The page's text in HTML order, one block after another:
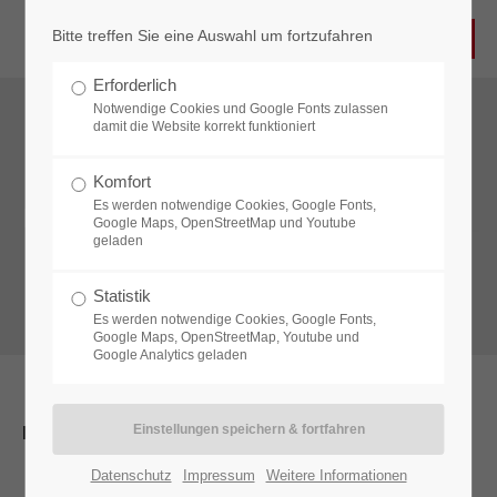
Benutzername
Passwort
Anmelden
Register|Lost your password?
Support
Einfach und schnell herunterladen.
PDF-Download
Bitte treffen Sie eine Auswahl um fortzufahren
Erforderlich
Notwendige Cookies und Google Fonts zulassen
damit die Website korrekt funktioniert
Komfort
Es werden notwendige Cookies, Google Fonts,
Google Maps, OpenStreetMap und Youtube
geladen
Statistik
Es werden notwendige Cookies, Google Fonts,
Google Maps, OpenStreetMap, Youtube und
Google Analytics geladen
Datenschutz Impressum Weitere Informationen